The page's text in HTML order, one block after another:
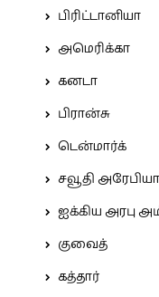
பிரிட்டானியா
அமெரிக்கா
கனடா
பிரான்சு
டென்மார்க்
சவூதி அரேபியா
ஐக்கிய அரபு
குவைத்
கத்தார்